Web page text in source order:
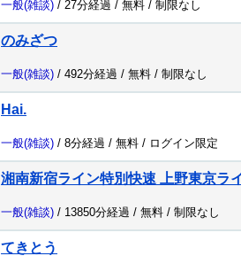
一般(雑談) / 27分経過 / 無料 / 制限なし
のみざつ
一般(雑談) / 492分経過 / 無料 / 制限なし
Hai.
一般(雑談) / 8分経過 / 無料 / ログイン限定
湘南新宿ライン特別快速 上野東京ラ
一般(雑談) / 13850分経過 / 無料 / 制限なし
てきとう